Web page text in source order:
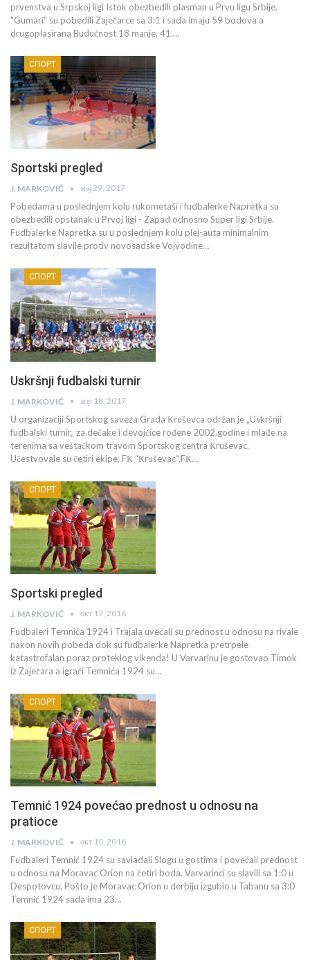
prvenstva u Srpskoj ligi Istok obezbedili plasman u Prvu ligu Srbije.
"Gumari" su pobedili Zaječarce sa 3:1 i sada imaju 59 bodova a
drugoplasirana Budućnost 18 manje, 41.…
СПОРТ
Sportski pregled
J. MARKOVIĆ мај 29, 2017
Pobedama u poslednjem kolu rukometaši i fudbalerke Napretka su
obezbedili opstanak u Prvoj ligi - Zapad odnosno Super ligi Srbije.
Fudbalerke Napretka su u poslednjem kolu plej-auta minimalnim
rezultatom slavile protiv novosadske Vojvodine…
СПОРТ
Uskršnji fudbalski turnir
J. MARKOVIĆ апр 18, 2017
U organizaciji Sportskog saveza Grada Кruševca održan je „Uskršnji
fudbalski turnir„ za dečake i devojčice rođene 2002.godine i mlađe na
terenima sa veštačkom travom Sportskog centra Кruševac.
Učestvovale su četiri ekipe, FК “Кruševac“,FК…
СПОРТ
Sportski pregled
J. MARKOVIĆ окт 17, 2016
Fudbaleri Temnića 1924 i Trajala uvećali su prednost u odnosu na rivale
nakon novih pobeda dok su fudbalerke Napretka pretrpele
katastrofalan poraz proteklog vikenda! U Varvarinu je gostovao Timok
iz Zaječara a igrači Temnića 1924 su…
СПОРТ
Temnić 1924 povećao prednost u odnosu na
pratioce
J. MARKOVIĆ окт 10, 2016
Fudbaleri Temnić 1924 su savladali Slogu u gostima i povećali prednost
u odnosu na Moravac Orion na četiri boda. Varvarinci su slavili sa 1:0 u
Despotovcu. Pošto je Moravac Orion u derbiju izgubio u Tabanu sa 3:0
Temnić 1924 sada ima 23…
СПОРТ